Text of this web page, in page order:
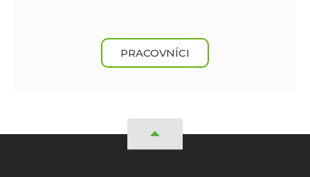
PRACOVNÍCI